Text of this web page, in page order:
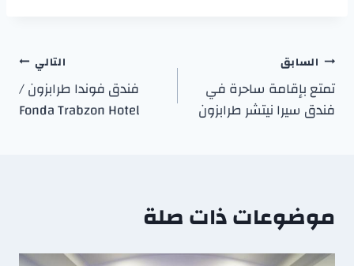
السابق
تمتع بإقامة ساحرة في
فندق سيرا نيتشر طرابزون
التالي
فندق فوندا طرابزون /
Fonda Trabzon Hotel
موضوعات ذات صلة